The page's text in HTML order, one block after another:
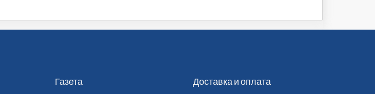
Газета
Доставка и оплата